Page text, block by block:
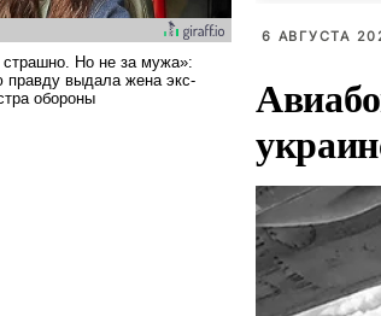
6 АВГУСТА